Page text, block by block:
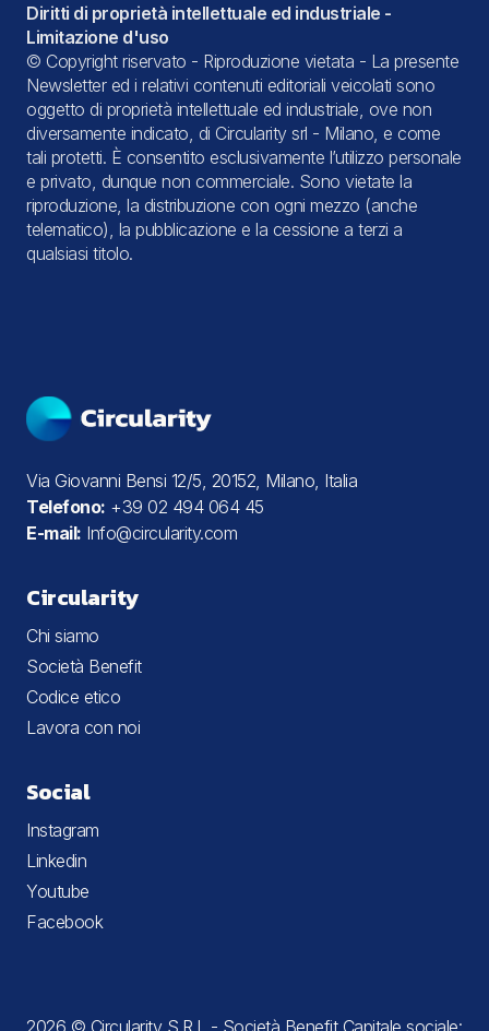
Diritti di proprietà intellettuale ed industriale -
Limitazione d'uso
© Copyright riservato - Riproduzione vietata - La presente
Newsletter ed i relativi contenuti editoriali veicolati sono
oggetto di proprietà intellettuale ed industriale, ove non
diversamente indicato, di Circularity srl - Milano, e come
tali protetti. È consentito esclusivamente l’utilizzo personale
e privato, dunque non commerciale. Sono vietate la
riproduzione, la distribuzione con ogni mezzo (anche
telematico), la pubblicazione e la cessione a terzi a
qualsiasi titolo.
Via Giovanni Bensi 12/5, 20152, Milano, Italia
Telefono: +39 02 494 064 45
E-mail: Info@circularity.com
Circularity
Chi siamo
Società Benefit
Codice etico
Lavora con noi
Social
Instagram
Linkedin
Youtube
Facebook